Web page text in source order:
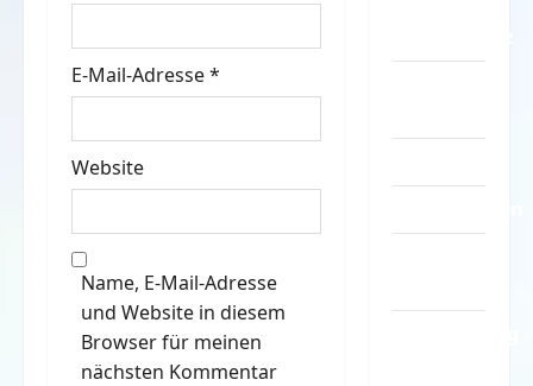
n
E-Mail-Adresse*
Website
Name, E-Mail-Adresse
und Website in diesem
Browser für meinen
nächsten Kommentar